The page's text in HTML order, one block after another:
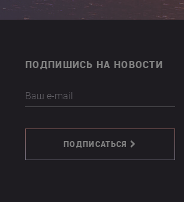
ПОДПИШИСЬ НА НОВОСТИ
Ваш e-mail
ПОДПИСАТЬСЯ